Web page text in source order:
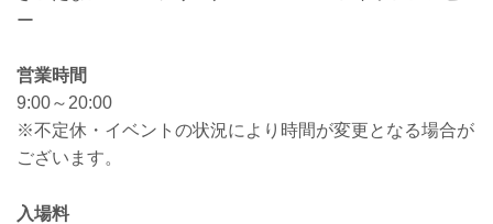
ー
営業時間
9:00～20:00
※不定休・イベントの状況により時間が変更となる場合が
ございます。
入場料